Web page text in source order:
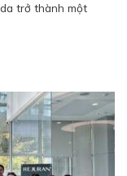
trở thành một